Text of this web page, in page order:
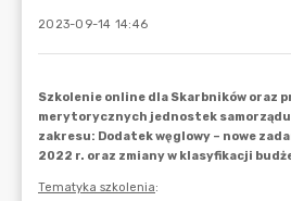
2023-09-14 14:46